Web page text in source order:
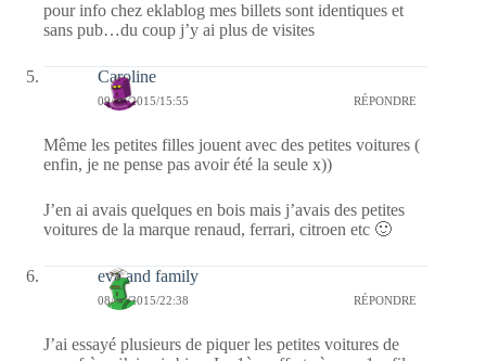
pour info chez eklablog mes billets sont identiques et
sans pub…du coup j’y ai plus de visites
Caroline
09/08/2015/15:55 RÉPONDRE
Même les petites filles jouent avec des petites voitures (
enfin, je ne pense pas avoir été la seule x))
J’en ai avais quelques en bois mais j’avais des petites
voitures de la marque renaud, ferrari, citroen etc 🙂
eva and family
08/08/2015/22:38 RÉPONDRE
J’ai essayé plusieurs de piquer les petites voitures de